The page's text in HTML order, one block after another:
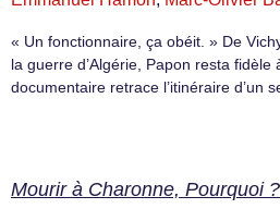
« Un fonctionnaire, ça obéit. » De
la guerre d’Algérie, Papon resta fidèle
documentaire retrace l’itinéraire d’un
Mourir à Charonne, Pourquoi ?